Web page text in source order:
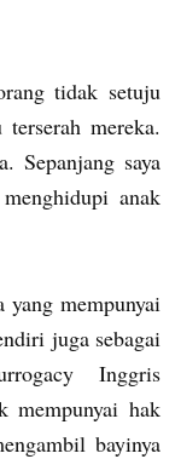
tidak setuju
mereka.
Sepanjang saya
anak
yang mempunyai
juga sebagai
Inggris
mempunyai hak
bayinya